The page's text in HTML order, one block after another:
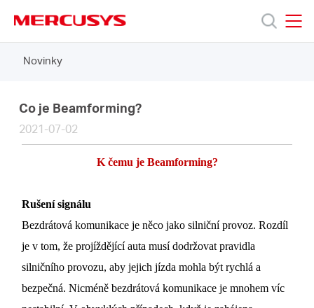
navigation
Produkty
Podpora
Czech
Novinky
Co je Beamforming?
2021-07-02
K čemu je Beamforming?
Rušení signálu
Bezdrátová komunikace je něco jako silniční provoz. Rozdíl
je v tom, že projíždějící auta musí dodržovat pravidla
silničního provozu, aby jejich jízda mohla být rychlá a
bezpečná. Nicméně bezdrátová komunikace je mnohem víc